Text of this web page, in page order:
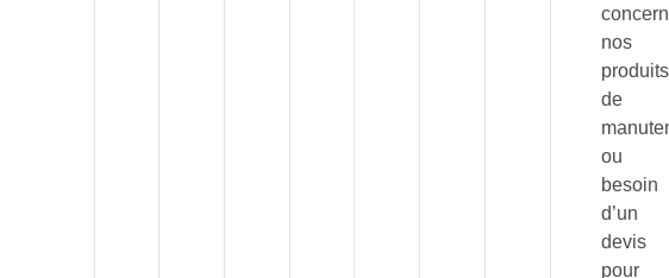
nos
produits
de
ou
besoin
d’un
devis
pour